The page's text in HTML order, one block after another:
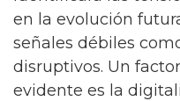
en la evolución
señales débiles
disruptivos. Un
evidente es la